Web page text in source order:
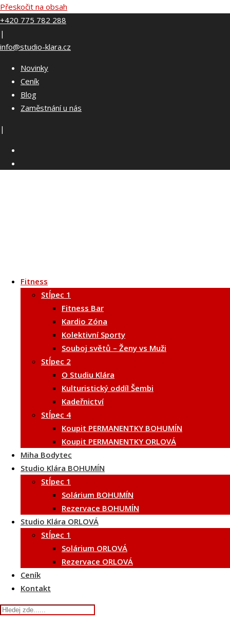
Přeskočit na obsah
+420 775 782 288
|
info@studio-klara.cz
Novinky
Ceník
Blog
Zaměstnání u nás
|
Fitness
Stĺpec 1
Fitness Bar
Kardio Zóna
Kolektivní Sporty
Souboj světů – Ženy vs Muži
Stĺpec 2
O Studiu Klára
Kulturistický oddíl Šembi
Kadeřnictví
Stĺpec 4
Koupit PERMANENTKY BOHUMÍN
Koupit PERMANENTKY ORLOVÁ
Miha Bodytec
Studio Klára BOHUMÍN
Stĺpec 1
Solárium BOHUMÍN
Rezervace BOHUMÍN
Studio Klára ORLOVÁ
Stĺpec 1
Solárium ORLOVÁ
Rezervace ORLOVÁ
Ceník
Kontakt